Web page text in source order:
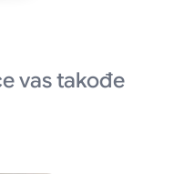
vas takođe